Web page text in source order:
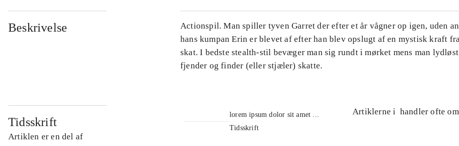
Beskrivelse
Actionspil. Man spiller tyven Garret der efter et år vågner op igen, uden
hans kumpan Erin er blevet af efter han blev opslugt af en mystisk kraft
skat. I bedste stealth-stil bevæger man sig rundt i mørket mens man
fjender og finder (eller stjæler) skatte.
Tidsskrift
Artiklen er en del af
lorem ipsum dolor sit amet ...
Tidsskrift
Artiklerne i handler ofte om